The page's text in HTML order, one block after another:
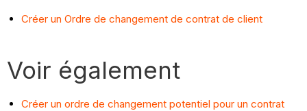
Créer un Ordre de changement de contrat de client
Voir également
Créer un ordre de changement potentiel pour un contrat